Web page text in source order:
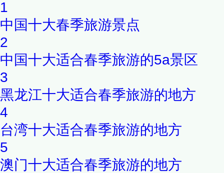
1
中国十大春季旅游景点
2
中国十大适合春季旅游的5a景区
3
黑龙江十大适合春季旅游的地方
4
台湾十大适合春季旅游的地方
5
澳门十大适合春季旅游的地方